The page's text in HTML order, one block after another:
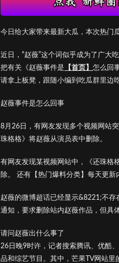
今日给大家带来最新大瓜，本次热门
近日，“赵薇”这个词似乎成为了广大
把有关《赵薇事件是 【首页】 怎么回
请拿上板凳，跟随小编到吃瓜群里边
赵薇事件是怎么回事
8月26日，有网友发现多个视频网站
珠格格》将赵薇从演员表中删除。
有网友发现某视频网站中，《还珠格
除。 还有【热门爆料分类】每天更新
赵薇的微博超话已经显示&8221;不
通知，要求删除站内赵薇作品，但具
请问赵薇出什么事了
26日晚9时许，记者搜索腾讯、优酷
品和综艺节目。其中，芒果TV网站里